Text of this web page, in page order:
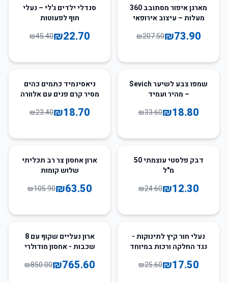
64
מארגן איפור מסתובב 360
מעלות – עיצוב אירופאי
₪73.90
₪207.50
50
סנדלי ילדים ג'לי – נעלי
חוף לפעוטות
₪22.70
₪45.40
44%
שמפו צבע לשיער Sevich
– מהיר ועמיד
₪18.80
₪33.60
20
ניאסינמיד כתמים כהים
מסיר קרם פנים עם אלוורה
₪18.70
₪23.40
50
דבק פלסטי עוצמתי 50
מ"ל
₪12.30
₪24.60
40
ארון אחסון צר רב תכליתי
שלוש קומות
₪63.50
₪105.90
32
נעלי חור קיץ לתינוקות -
נגד החלקה ורכות במיוחד
₪17.50
₪25.60
10
ארון נעליים שקוף עם 8
שכבות - אחסון מודולרי
₪765.60
₪850.00